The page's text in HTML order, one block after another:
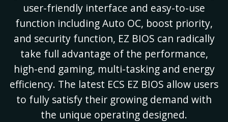
user-friendly interface and easy-to-use
function including Auto OC, boost priority,
and security function, EZ BIOS can radically
take full advantage of the performance,
high-end gaming, multi-tasking and energy
efficiency. The latest ECS EZ BIOS allow users
to fully satisfy their growing demand with
the unique operating designed.